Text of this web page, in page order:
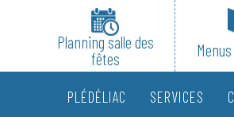
Planning salle des
fêtes
PLÉDÉLIAC SERVICES